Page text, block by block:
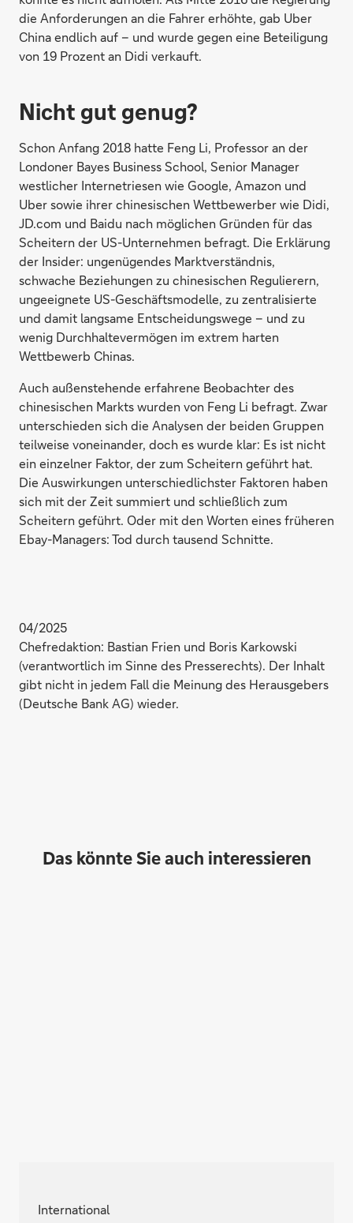
die Anforderungen an die Fahrer erhöhte, gab Uber
China endlich auf – und wurde gegen eine Beteiligung
von 19 Prozent an Didi verkauft.
Nicht gut genug?
Schon Anfang 2018 hatte Feng Li, Professor an der
Londoner Bayes Business School, Senior Manager
westlicher Internetriesen wie Google, Amazon und
Uber sowie ihrer chinesischen Wettbewerber wie Didi,
JD.com und Baidu nach möglichen Gründen für das
Scheitern der US-Unternehmen befragt. Die Erklärung
der Insider: ungenügendes Marktverständnis,
schwache Beziehungen zu chinesischen Regulierern,
ungeeignete US-Geschäftsmodelle, zu zentralisierte
und damit langsame Entscheidungswege – und zu
wenig Durchhaltevermögen im extrem harten
Wettbewerb Chinas.
Auch außenstehende erfahrene Beobachter des
chinesischen Markts wurden von Feng Li befragt. Zwar
unterschieden sich die Analysen der beiden Gruppen
teilweise voneinander, doch es wurde klar: Es ist nicht
ein einzelner Faktor, der zum Scheitern geführt hat.
Die Auswirkungen unterschiedlichster Faktoren haben
sich mit der Zeit summiert und schließlich zum
Scheitern geführt. Oder mit den Worten eines früheren
Ebay-Managers: Tod durch tausend Schnitte.
04/2025
Chefredaktion: Bastian Frien und Boris Karkowski
(verantwortlich im Sinne des Presserechts). Der Inhalt
gibt nicht in jedem Fall die Meinung des Herausgebers
(Deutsche Bank AG) wieder.
Das könnte Sie auch interessieren
International